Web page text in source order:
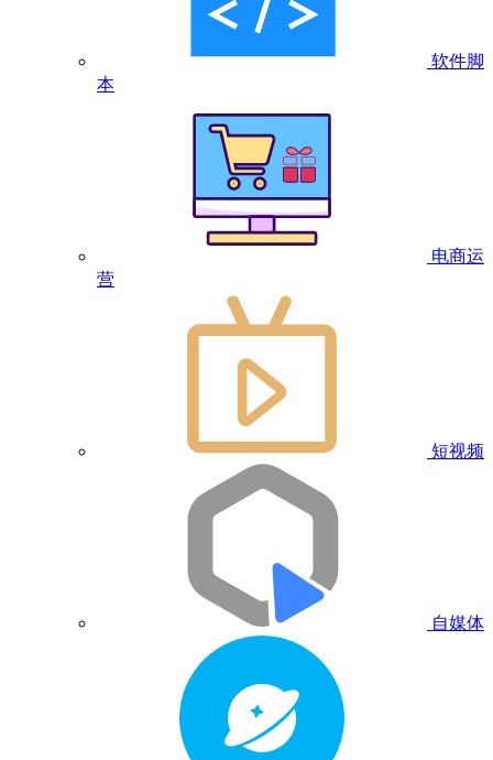
软件脚
本
电商运
营
短视频
自媒体